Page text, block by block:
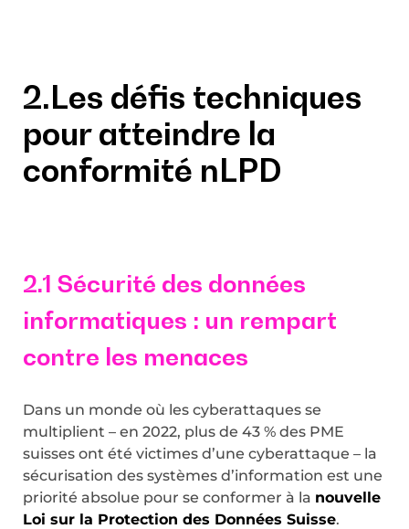
2.Les défis techniques
pour atteindre la
conformité nLPD
2.1 Sécurité des données
informatiques : un rempart
contre les menaces
Dans un monde où les cyberattaques se
multiplient – en 2022, plus de 43 % des PME
suisses ont été victimes d’une cyberattaque – la
sécurisation des systèmes d’information est une
priorité absolue pour se conformer à la nouvelle
Loi sur la Protection des Données Suisse.